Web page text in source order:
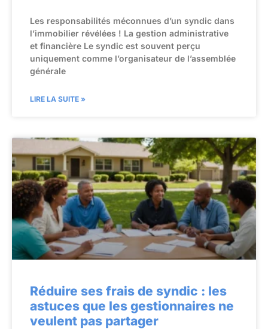
Les responsabilités méconnues d’un syndic dans
l’immobilier révélées ! La gestion administrative
et financière Le syndic est souvent perçu
uniquement comme l’organisateur de l’assemblée
générale
LIRE LA SUITE »
Réduire ses frais de syndic : les
astuces que les gestionnaires ne
veulent pas partager